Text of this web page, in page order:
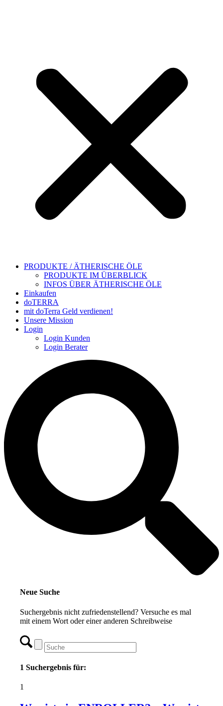
PRODUKTE / ÄTHERISCHE ÖLE
PRODUKTE IM ÜBERBLICK
INFOS ÜBER ÄTHERISCHE ÖLE
Einkaufen
doTERRA
mit doTerra Geld verdienen!
Unsere Mission
Login
Login Kunden
Login Berater
Neue Suche
Suchergebnis nicht zufriedenstellend? Versuche es mal
mit einem Wort oder einer anderen Schreibweise
1 Suchergebnis für:
1